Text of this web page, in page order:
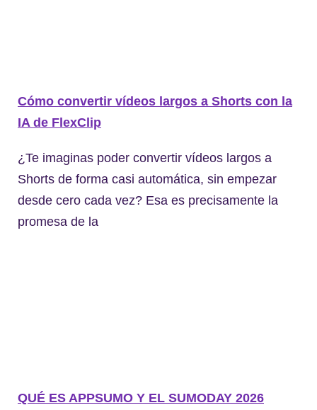
Cómo convertir vídeos largos a Shorts con la
IA de FlexClip
¿Te imaginas poder convertir vídeos largos a
Shorts de forma casi automática, sin empezar
desde cero cada vez? Esa es precisamente la
promesa de la
QUÉ ES APPSUMO Y EL SUMODAY 2026